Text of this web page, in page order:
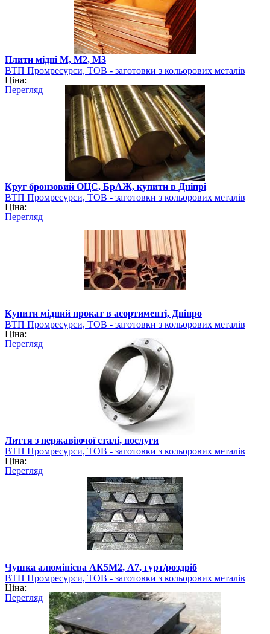
Плити мідні М, М2, М3
ВТП Промресурси, ТОВ - заготовки з кольорових металів
Ціна:
Перегляд
Круг бронзовий ОЦС, БрАЖ, купити в Дніпрі
ВТП Промресурси, ТОВ - заготовки з кольорових металів
Ціна:
Перегляд
Купити мідний прокат в асортименті, Дніпро
ВТП Промресурси, ТОВ - заготовки з кольорових металів
Ціна:
Перегляд
Лиття з нержавіючої сталі, послуги
ВТП Промресурси, ТОВ - заготовки з кольорових металів
Ціна:
Перегляд
Чушка алюмінієва АК5М2, А7, гурт/роздріб
ВТП Промресурси, ТОВ - заготовки з кольорових металів
Ціна:
Перегляд